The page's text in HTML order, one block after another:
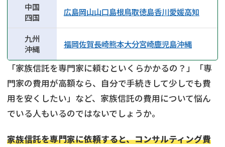
中国
四国
広島岡山山口島根鳥取徳島香川愛媛高知
九州
沖縄
福岡佐賀長崎熊本大分宮崎鹿児島沖縄
「家族信託を専門家に頼むといくらかかるの？」「専
門家の費用が高額なら、自分で手続きして少しでも費
用を安くしたい」など、家族信託の費用について悩ん
でいる人もいるのではないでしょうか。
家族信託を専門家に依頼すると、コンサルティング費